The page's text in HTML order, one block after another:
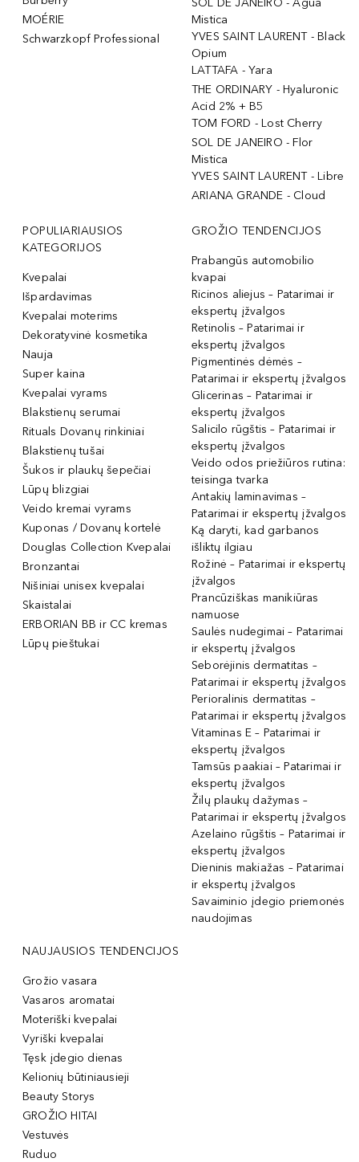
MOÉRIE
Schwarzkopf Professional
SOL DE JANEIRO - Agua
Mistica
YVES SAINT LAURENT - Black
Opium
LATTAFA - Yara
THE ORDINARY - Hyaluronic
Acid 2% + B5
TOM FORD - Lost Cherry
SOL DE JANEIRO - Flor
Mistica
YVES SAINT LAURENT - Libre
ARIANA GRANDE - Cloud
POPULIARIAUSIOS
KATEGORIJOS
Kvepalai
Išpardavimas
Kvepalai moterims
Dekoratyvinė kosmetika
Nauja
Super kaina
Kvepalai vyrams
Blakstienų serumai
Rituals Dovanų rinkiniai
Blakstienų tušai
Šukos ir plaukų šepečiai
Lūpų blizgiai
Veido kremai vyrams
Kuponas / Dovanų kortelė
Douglas Collection Kvepalai
Bronzantai
Nišiniai unisex kvepalai
Skaistalai
ERBORIAN BB ir CC kremas
Lūpų pieštukai
GROŽIO TENDENCIJOS
Prabangūs automobilio
kvapai
Ricinos aliejus – Patarimai ir
ekspertų įžvalgos
Retinolis – Patarimai ir
ekspertų įžvalgos
Pigmentinės dėmės –
Patarimai ir ekspertų įžvalgos
Glicerinas – Patarimai ir
ekspertų įžvalgos
Salicilo rūgštis – Patarimai ir
ekspertų įžvalgos
Veido odos priežiūros rutina:
teisinga tvarka
Antakių laminavimas –
Patarimai ir ekspertų įžvalgos
Ką daryti, kad garbanos
išliktų ilgiau
Rožinė – Patarimai ir ekspertų
įžvalgos
Prancūziškas manikiūras
namuose
Saulės nudegimai – Patarimai
ir ekspertų įžvalgos
Seborėjinis dermatitas –
Patarimai ir ekspertų įžvalgos
Perioralinis dermatitas –
Patarimai ir ekspertų įžvalgos
Vitaminas E – Patarimai ir
ekspertų įžvalgos
Tamsūs paakiai – Patarimai ir
ekspertų įžvalgos
Žilų plaukų dažymas –
Patarimai ir ekspertų įžvalgos
Azelaino rūgštis – Patarimai ir
ekspertų įžvalgos
Dieninis makiažas – Patarimai
ir ekspertų įžvalgos
Savaiminio įdegio priemonės
naudojimas
NAUJAUSIOS TENDENCIJOS
Grožio vasara
Vasaros aromatai
Moteriški kvepalai
Vyriški kvepalai
Tęsk įdegio dienas
Kelionių būtiniausieji
Beauty Storys
GROŽIO HITAI
Vestuvės
Ruduo